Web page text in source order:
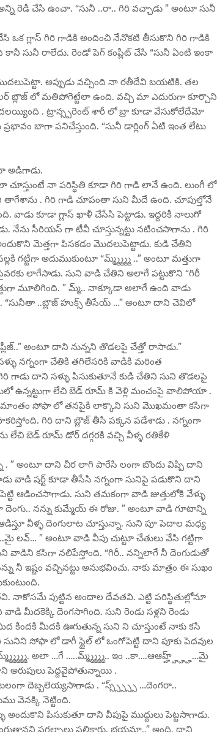
రెడీ చేసి ఉంచా. “సునీ ..రా.. గిరి వచ్చాడు ” అంటూ సునీ
చేసి ఒక గ్లాస్ గిరి గాడికి అందించి నేనొకటి తీసుకొని గిరి గాడికి
సునీ రాలేదు. రెండో పెగ్ కంప్లీట్ చేసి “సునీ ఏంటి ఇంకా
అప్పుడు వచ్చింది నా రతీదేవి బయటికి. తల
బ్లౌజ్ లో మతిపోగెట్టేలా ఉంది. వచ్చి మా ఎదురుగా కూర్చొని
. ట్రాన్స్పరెంట్ శారీ లో బ్రా కూడా వేసుకోలేదేమో
బాగా పనిచేస్తుంది. “సునీ డార్లింగ్ ఏటి ఇంత లేటు
అడిగాడు.
చూస్తుంటే నా పరిస్థితి కూడా గిరి గాడి లానే ఉంది. లుంగీ లో
తాగేశాను . గిరి గాడి చూపంతా సుని మీదే ఉంది. చూపుల్తోనే
వాడు కూడా గ్లాస్ ఖాళీ చేసేసి పెట్టాడు. ఇద్దరికీ నాలుగో
నేను సీరియస్ గా టీవీ చూస్తున్నట్టు నటించసాగాను . గిరి
మెత్తగా పిసకడం మొదలుపెట్టాడు. కుడి చేతిని
అదుముకుంటూ “మ్మ్మ్మ్మ్మ్ ..” అంటూ మత్తుగా
లాగేసాడు. సుని వాడి చేతిని అలాగే పట్టుకొని “గిరీ
మూలిగింది. ” మ్మ్.. నాక్కూడా అలాగే ఉంది వాడు
..బ్లౌజ్ హుక్స్ తీసేయ్ …” అంటూ దాని చెవిలో
అంటూ దాని నున్నని తొడలపై చేత్తో రాసాడు.”
నగ్నంగా చేతికి తగిలేసరికి వాడికి మరింత
గాడు దాని సళ్ళు పిసుకుతూనే కుడి చేతిని సుని తొడలపై
ఉన్నట్టుగా లేచి బెడ్ రూమ్ కి వెళ్లి మంచంపై వాలిపోయా .
అమాంతం సోఫా లో తనపైకి లాక్కొని సుని మొఖమంతా కసిగా
గిరి దాని బ్లౌజ్ తీసి పక్కన పడేశాడు . నగ్నంగా
బెడ్ రూమ్ డోర్ దగ్గరకి వచ్చి వీళ్ళ రతికేళి
. ” అంటూ దాని చీర లాగి పారేసి లంగా బొందు విప్పి దాని
వాడి షర్ట్ కూడా తీసేసి నగ్నంగా సునిపై పడుకొని దాని
ఆడించసాగాడు. సుని తమకంగా వాడి జుత్తులోకి వేళ్ళు
దెంగు.. నన్ను కుమ్మేయ్ ఈ రోజు. ” అంటూ వాడి గూటాన్ని
వీళ్ళ దెంగులాట చూస్తున్నా. సుని పూ పెదాల మధ్య
లవ్… ” అంటూ వాడి వీపు చుట్టూ చేతులు వేసి గట్టిగా
వాడిని కసిగా నలిపేస్తోంది. “గిరీ.. నన్నిలాగే నీ దెంగుడుతో
ఇష్టం వచ్చినట్టు అనుభవించు. నాకు మాత్రం ఈ సుఖం
నాకోసమే పుట్టిన అందాల దేవతవి. ఎట్టి పరిస్థితుల్లోనూ
మీదకెక్కి దెంగసాగింది. సుని రెండు సళ్లని రెండు
కిందకి మీదకి ఊగుతున్న సుని ని చూస్తుంటే నాకు కసి
సోఫా లో డాగీ స్టైల్ లో ఒంగోపెట్టి దాని పూకు పెదవుల
అలా …గే …..మ్మ్మ్మ్మ్మ్.. ఇం ..కా….ఆఆహ్హ్హ్హ్హ్…మై
అరుపులు పెద్దవైపోతున్నాయి .
దెబ్బలెయ్యసాగాడు . “స్స్స్స్స్స్ …దెంగరా..
వెనక్కి నెట్టింది.
పిసుకుతూ దాని వీపుపై ముద్దులు పెట్టసాగాడు.
ప్రగల్పాలు పలికారు. భయమా..” అంది. దాని